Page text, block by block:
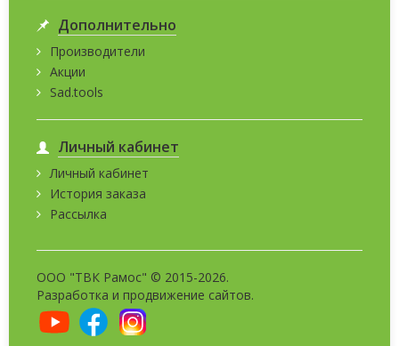
Дополнительно
Производители
Акции
Sad.tools
Личный кабинет
Личный кабинет
История заказа
Рассылка
ООО "ТВК Рамос" © 2015-2026.
Разработка и продвижение сайтов.